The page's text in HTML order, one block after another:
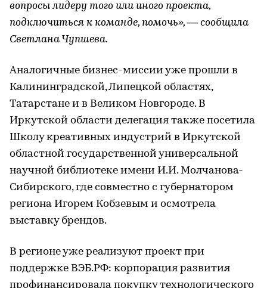
вопросы лидеру того или иного проекта,
подключиться к команде, помочь», — сообщила
Светлана Чупшева.
Аналогичные бизнес-миссии уже прошли в
Калининградской, Липецкой областях,
Татарстане и в Великом Новгороде. В
Иркутской области делегация также посетила
Школу креативных индустрий в Иркутской
областной государственной универсальной
научной библиотеке имени И.И. Молчанова-
Сибирского, где совместно с губернатором
региона Игорем Кобзевым и осмотрела
выставку брендов.
В регионе уже реализуют проект при
поддержке ВЭБ.РФ: корпорация развития
профинансировала покупку технологического